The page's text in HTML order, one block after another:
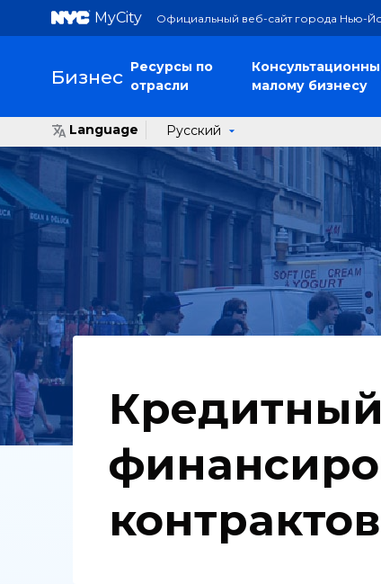
MyCity Официальный веб-сайт города Нью-
Бизнес Ресурсы по
отрасли
малому бизнесу
Language Русский
контрактов